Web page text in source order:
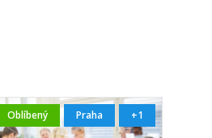
Oblíbený Praha +1